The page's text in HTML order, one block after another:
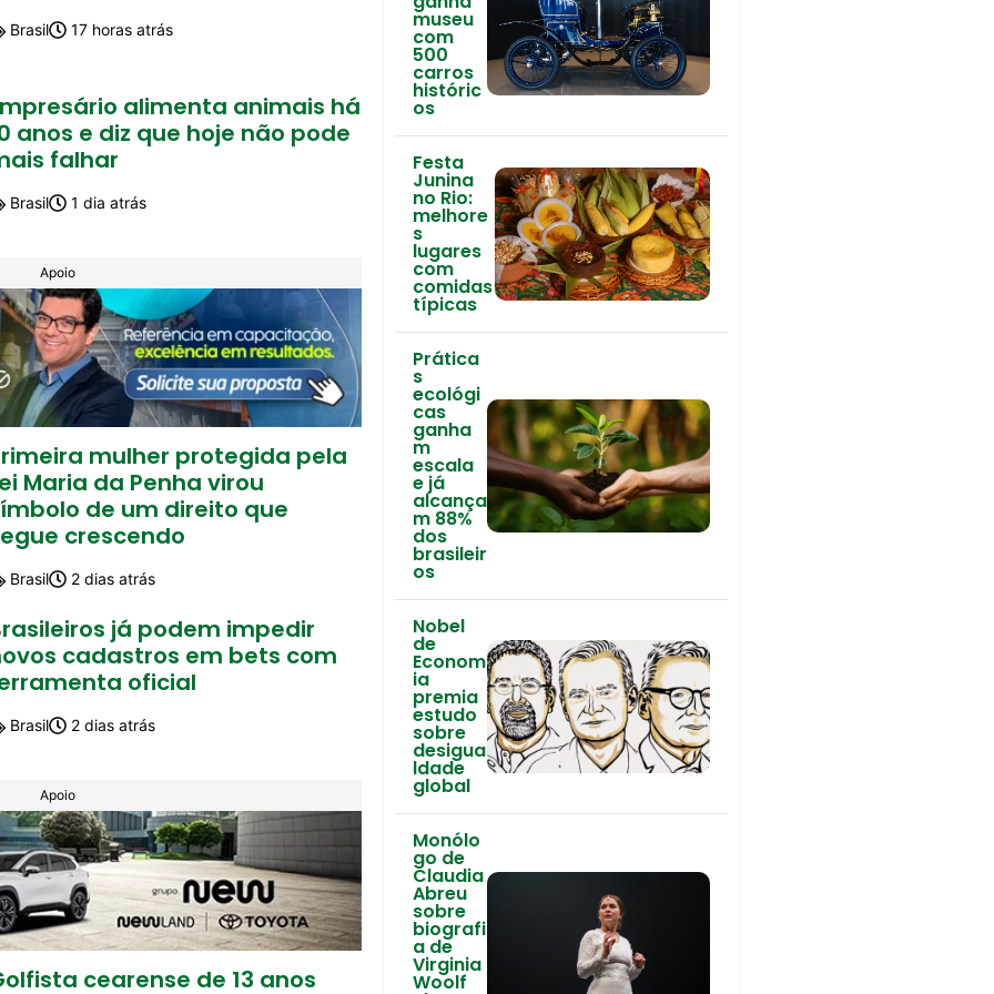
Brasil 17 horas atrás
alimenta animais há
anos e diz que hoje não pode
falhar
Brasil 1 dia atrás
Apoio
mulher protegida pela
Maria da Penha virou
de um direito que
crescendo
Brasil 2 dias atrás
já podem impedir
cadastros em bets com
oficial
Brasil 2 dias atrás
Apoio
cearense de 13 anos
museu
com
500
carros
históric
os
Festa
Junina
no Rio:
melhore
s
lugares
com
comidas
típicas
Prática
s
ecológi
cas
ganha
m
escala
e já
alcança
m 88%
dos
brasileir
os
Nobel
de
Econom
ia
premia
estudo
sobre
desigua
ldade
global
Monólo
go de
Claudia
Abreu
sobre
biografi
a de
Virginia
Woolf